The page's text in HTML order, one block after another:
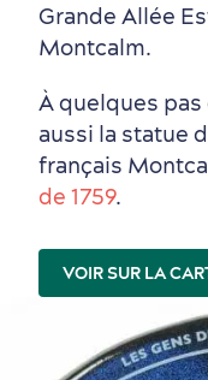
Grande Allée
Montcalm.
À quelques
aussi la statue
français
de 1759.
VOIR SUR LA